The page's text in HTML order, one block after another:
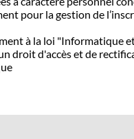
pour la gestion de
à la loi "Informatique
droit d'accès et de